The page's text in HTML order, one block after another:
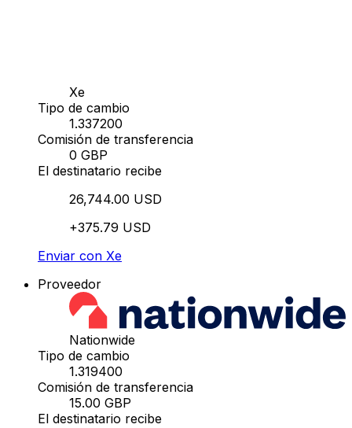
Xe
Tipo de cambio
1.337200
Comisión de transferencia
0 GBP
El destinatario recibe
26,744.00 USD
+375.79 USD
Enviar con Xe
Proveedor
Nationwide
Tipo de cambio
1.319400
Comisión de transferencia
15.00 GBP
El destinatario recibe